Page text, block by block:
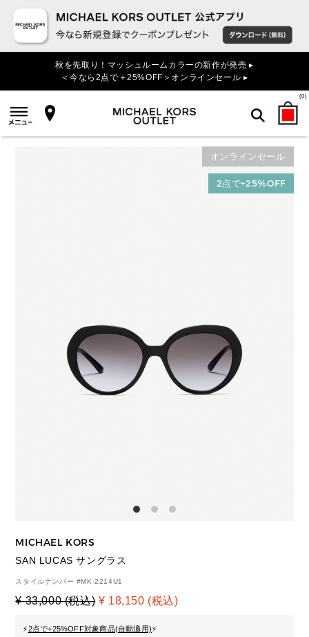
秋を先取り！マッシュルームカラーの新作が発売 ▸
＜今なら2点で＋25%OFF＞オンラインセール ▸
(0)
検索
オンラインセール
2点で+25%OFF
MICHAEL KORS
SAN LUCAS サングラス
スタイルナンバー #MK-2214U1
¥ 33,000 (税込) ¥ 18,150 (税込)
⚡2点で+25%OFF対象商品(自動適用)⚡